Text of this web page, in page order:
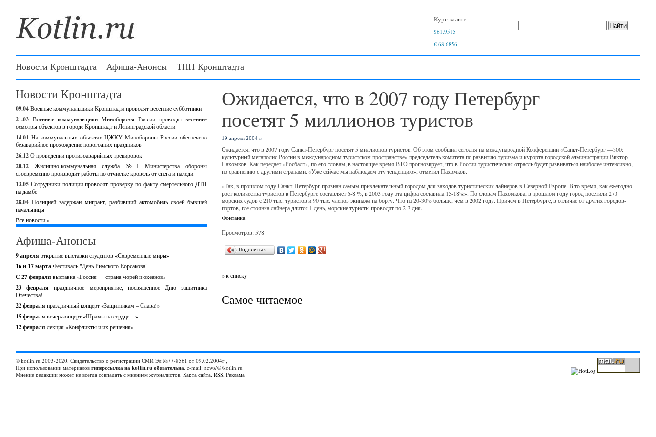
Курс валют
$61.9515
€ 68.6856
Новости Кронштадта Афиша-Анонсы ТПП Кронштадта
Новости Кронштадта
09.04Военные коммунальщики Кронштадта проводят весенние субботники
21.03 Военные коммунальщики Минобороны России проводят весенние
осмотры объектов в городе Кронштадт и Ленинградской области
14.01 На коммунальных объектах ЦЖКУ Минобороны России обеспечено
безаварийное прохождение новогодних праздников
26.12О проведении противоаварийных тренировок
20.12
Жилищно-коммунальная служба №1 Министерства обороны
своевременно производит работы по отчистке кровель от снега и наледи
13.05 Сотрудники полиции проводят проверку по факту смертельного ДТП
на дамбе
28.04 Полицией задержан мигрант, разбивший автомобиль своей бывшей
начальницы
Все новости »
Афиша-Анонсы
9 апреля открытие выставки студентов «Современные миры»
16 и 17 мартаФестиваль "День Римского-Корсакова"
С 27 февраля выставка «Россия — страна морей и океанов»
23 февраляпраздничное мероприятие, посвящённое Дню защитника
Отечества!
22 февраля праздничный концерт «Защитникам – Слава!»
15 февраля вечер-концерт «Шрамы на сердце…»
12 февраля лекция «Конфликты и их решения»
Ожидается, что в 2007 году Петербург
посетят 5 миллионов туристов
19 апреля 2004 г.
Ожидается, что в 2007 году Санкт-Петербург посетят 5 миллионов туристов. Об этом сообщил сегодня на международной Конференции «Санкт-Петербург —300:
культурный мегаполис России в международном туристском пространстве» председатель комитета по развитию туризма и курорта городской администрации Виктор
Пахомков. Как передает «Росбалт», по его словам, в настоящее время ВТО прогнозирует, что в России туристическая отрасль будет развиваться наиболее интенсивно,
по сравнению с другими странами. «Уже сейчас мы наблюдаем эту тенденцию», отметил Пахомков.
«Так, в прошлом году Санкт-Петербург признан самым привлекательный городом для заходов туристических лайнеров в Северной Европе. В то время, как ежегодно
рост количества туристов в Петербурге составляет 6-8 %, в 2003 году эта цифра составила 15-18%». По словам Пахомкова, в прошлом году город посетили 270
морских судов с 210 тыс. туристов и 90 тыс. членов экипажа на борту. Что на 20-30% больше, чем в 2002 году. Причем в Петербурге, в отличие от других городов-
портов, где стоянка лайнера длится 1 день, морские туристы проводят по 2-3 дня.
Фонтанка
Просмотров: 578
Поделиться…
» к списку
Самое читаемое
© kotlin.ru 2003-2020. Свидетельство о регистрации СМИ Эл №77-8561 от 09.02.2004г.,
При использовании материалов гиперссылка на kotlin.ru обязательна. e-mail: news/@/kotlin.ru
Мнение редакции может не всегда совпадать с мнением журналистов. Карта сайта, RSS, Реклама